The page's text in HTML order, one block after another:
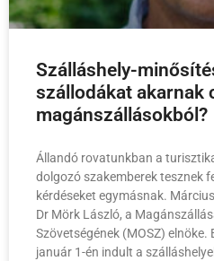
Szálláshely-
szállodákat akarnak
magánszállásokból?
Állandó rovatunkban a
dolgozó szakemberek tesznek
kérdéseket egymásnak.
Dr Mörk László, a
Szövetségének (MOSZ) elnöke.
január 1-én indult a